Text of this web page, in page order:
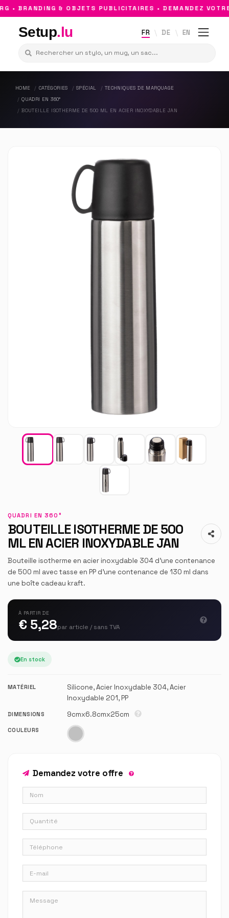
• BRANDING & OBJETS PUBLICITAIRES • DEMANDEZ VOTRE
Setup.lu FR DE EN
HOME CATÉGORIES SPÉCIAL
TECHNIQUES DE MARQUAGE
QUADRI EN 360°
BOUTEILLE ISOTHERME DE 500 ML EN ACIER INOXYDABLE JAN
QUADRI EN 360°
BOUTEILLE ISOTHERME DE 500
ML EN ACIER INOXYDABLE JAN
Bouteille isotherme en acier inoxydable 304 d’une contenance
de 500 ml avec tasse en PP d’une contenance de 130 ml dans
une boîte cadeau kraft.
À PARTIR DE
€ 5,28par article / sans TVA
En stock
MATÉRIEL
Silicone, Acier Inoxydable 304, Acier
Inoxydable 201, PP
DIMENSIONS 9cmx6.8cmx25cm
COULEURS
Demandez votre offre